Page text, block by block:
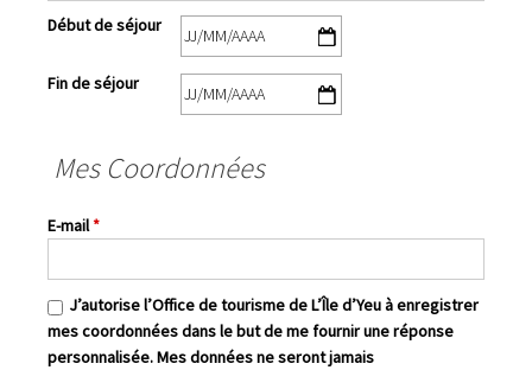
Début de séjour
Fin de séjour
Mes Coordonnées
E-mail*
J’autorise l’Office de tourisme de L’Île d’Yeu à enregistrer
mes coordonnées dans le but de me fournir une réponse
personnalisée. Mes données ne seront jamais